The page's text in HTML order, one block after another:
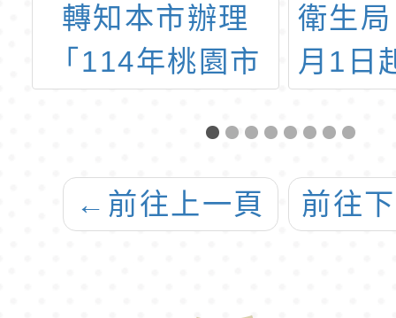
轉知本市辦理
「114年桃園市
定向越野錦標
賽」一案，請查
照。
衛生
月1日
接
← 前往上一頁 前往